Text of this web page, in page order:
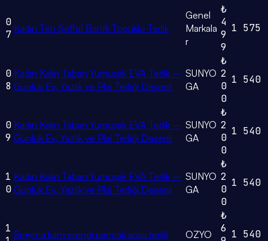
0
7 Kadın Ten Şeffaf Bantlı Topuklu Terlik
Genel
Markala
r
₺
4
9
9
1 575
0
8
Kadın Kalın Taban Yumuşak EVA Terlik –
Günlük Ev, Yazlık ve Plaj Terliği Desenli
SUNYO
GA
₺
2
0
0
1 540
0
9
Kadın Kalın Taban Yumuşak EVA Terlik –
Günlük Ev, Yazlık ve Plaj Terliği Desenli
SUNYO
GA
₺
2
0
0
1 540
1
0
Kadın Kalın Taban Yumuşak EVA Terlik –
Günlük Ev, Yazlık ve Plaj Terliği Desenli
SUNYO
GA
₺
2
0
0
1 540
1 Smyrna kahverengi parmak arası terlik OZYO
₺
6 1 540